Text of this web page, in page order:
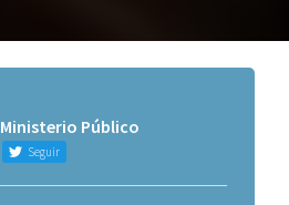
Ministerio Público
Seguir